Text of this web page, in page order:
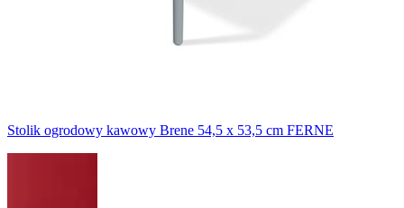
Stolik ogrodowy kawowy Brene 54,5 x 53,5 cm FERNE